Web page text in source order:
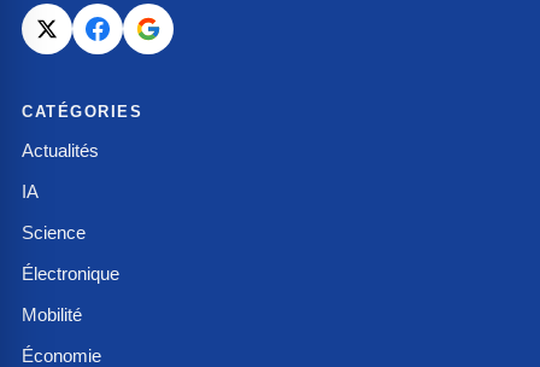
CATÉGORIES
Actualités
IA
Science
Électronique
Mobilité
Économie